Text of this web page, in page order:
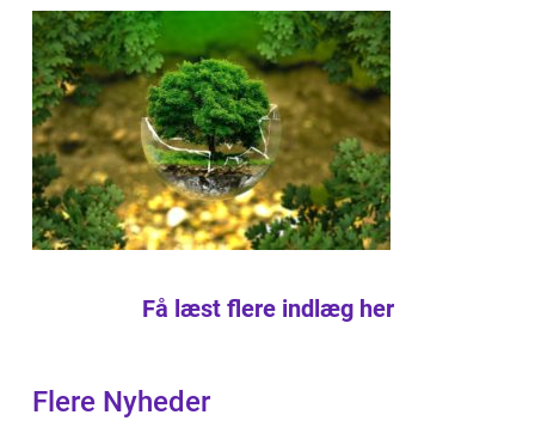
Få læst flere indlæg her
Flere Nyheder